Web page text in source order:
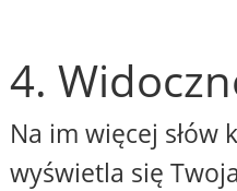
4.
Na im więcej słów
wyświetla się